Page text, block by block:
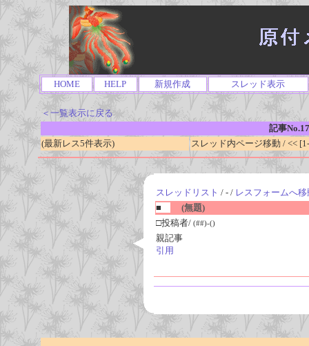
HOME HELP 新規作成 スレッド表示
＜一覧表示に戻る
記事
(最新レス5件表示)
スレッド内ページ移動 / <<
スレッドリスト / - / レスフォームへ移
■
(無題)
□投稿者/ (##)-()
親記事
引用